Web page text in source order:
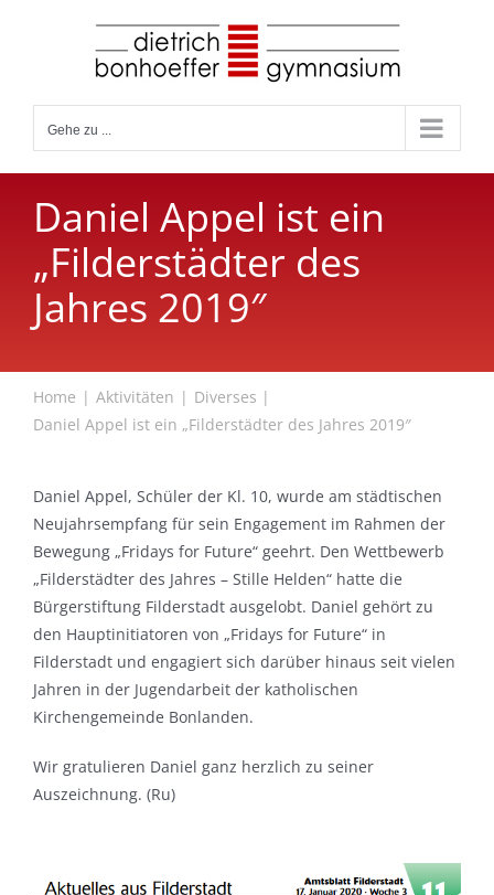
Gehe zu ...
Daniel Appel ist ein
„Filderstädter des
Jahres 2019″
Home Aktivitäten
Diverses
Daniel Appel ist ein „Filderstädter des Jahres 2019″
Daniel Appel, Schüler der Kl. 10, wurde am städtischen
Neujahrsempfang für sein Engagement im Rahmen der
Bewegung „Fridays for Future“ geehrt. Den Wettbewerb
„Filderstädter des Jahres – Stille Helden“ hatte die
Bürgerstiftung Filderstadt ausgelobt. Daniel gehört zu
den Hauptinitiatoren von „Fridays for Future“ in
Filderstadt und engagiert sich darüber hinaus seit vielen
Jahren in der Jugendarbeit der katholischen
Kirchengemeinde Bonlanden.
Wir gratulieren Daniel ganz herzlich zu seiner
Auszeichnung. (Ru)